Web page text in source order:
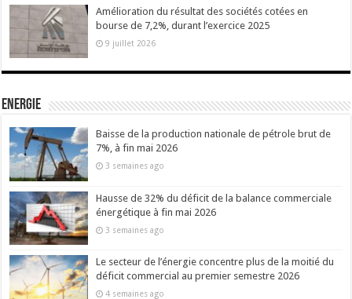
Amélioration du résultat des sociétés cotées en
bourse de 7,2%, durant l’exercice 2025
9 juillet 2026
Energie
Baisse de la production nationale de pétrole brut de
7%, à fin mai 2026
3 semaines ago
Hausse de 32% du déficit de la balance commerciale
énergétique à fin mai 2026
3 semaines ago
Le secteur de l’énergie concentre plus de la moitié du
déficit commercial au premier semestre 2026
4 semaines ago